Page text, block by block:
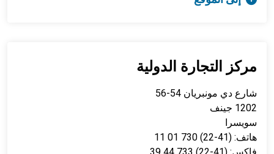
مركز التجارة الدولية
شارع دي مونبريان 54-56
1202 جينف
سويسرا
هاتف: (41-22) 730 01 11